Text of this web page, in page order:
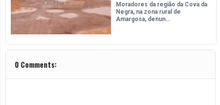
Moradores da região da Cova da
Negra, na zona rural de
Amargosa, denun…
0 Comments: